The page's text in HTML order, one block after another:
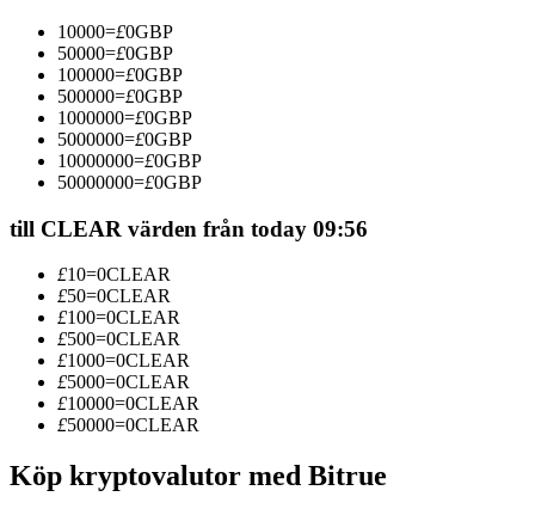
Bli en Copy Trader
Big data-analys inklusive handelsinformation, etc.
10000=£0GBP
50000=£0GBP
100000=£0GBP
500000=£0GBP
1000000=£0GBP
5000000=£0GBP
10000000=£0GBP
50000000=£0GBP
till CLEAR värden från today 09:56
£10=0CLEAR
£50=0CLEAR
£100=0CLEAR
£500=0CLEAR
£1000=0CLEAR
£5000=0CLEAR
£10000=0CLEAR
£50000=0CLEAR
Köp kryptovalutor med Bitrue